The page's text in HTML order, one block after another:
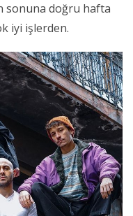
sonuna doğru hafta
iyi işlerden.